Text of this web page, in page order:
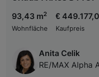
93,43 m2
Wohnfläche
€
Kaufpreis
Anita Celik
RE/MAX Alpha